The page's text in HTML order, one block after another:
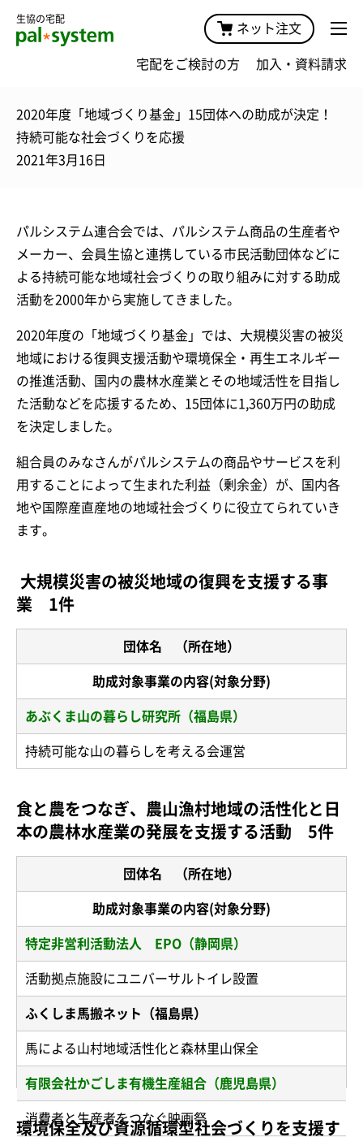
生協の宅配
ネット注文
宅配をご検討の方 加入・資料請求
2020年度「地域づくり基金」15団体への助成が決定！
持続可能な社会づくりを応援
2021年3月16日
パルシステム連合会では、パルシステム商品の生産者や
メーカー、会員生協と連携している市民活動団体などに
よる持続可能な地域社会づくりの取り組みに対する助成
活動を2000年から実施してきました。
2020年度の「地域づくり基金」では、大規模災害の被災
地域における復興支援活動や環境保全・再生エネルギー
の推進活動、国内の農林水産業とその地域活性を目指し
た活動などを応援するため、15団体に1,360万円の助成
を決定しました。
組合員のみなさんがパルシステムの商品やサービスを利
用することによって生まれた利益（剰余金）が、国内各
地や国際産直産地の地域社会づくりに役立てられていき
ます。
大規模災害の被災地域の復興を支援する事
業 1 件
団体名 （所在地）
助成対象事業の内容(対象分野)
あぶくま山の暮らし研究所（福島県）
持続可能な山の暮らしを考える会運営
食と農をつなぎ、農山漁村地域の活性化と日
本の農林水産業の発展を支援する活動 5件
団体名 （所在地）
助成対象事業の内容(対象分野)
特定非営利活動法人 EPO（静岡県）
活動拠点施設にユニバーサルトイレ設置
ふくしま馬搬ネット（福島県）
馬による山村地域活性化と森林里山保全
有限会社かごしま有機生産組合（鹿児島県）
消費者と生産者をつなぐ映画祭
環境保全及び資源循環型社会づくりを支援す